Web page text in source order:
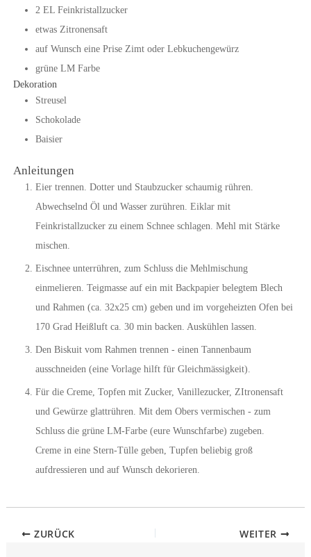
2 EL Feinkristallzucker
etwas Zitronensaft
auf Wunsch eine Prise Zimt oder Lebkuchengewürz
grüne LM Farbe
Dekoration
Streusel
Schokolade
Baisier
Anleitungen
Eier trennen. Dotter und Staubzucker schaumig rühren.
Abwechselnd Öl und Wasser zurühren. Eiklar mit
Feinkristallzucker zu einem Schnee schlagen. Mehl mit Stärke
mischen.
Eischnee unterrühren, zum Schluss die Mehlmischung
einmelieren. Teigmasse auf ein mit Backpapier belegtem Blech
und Rahmen (ca. 32x25 cm) geben und im vorgeheizten Ofen bei
170 Grad Heißluft ca. 30 min backen. Auskühlen lassen.
Den Biskuit vom Rahmen trennen - einen Tannenbaum
ausschneiden (eine Vorlage hilft für Gleichmässigkeit).
Für die Creme, Topfen mit Zucker, Vanillezucker, ZItronensaft
und Gewürze glattrühren. Mit dem Obers vermischen - zum
Schluss die grüne LM-Farbe (eure Wunschfarbe) zugeben.
Creme in eine Stern-Tülle geben, Tupfen beliebig groß
aufdressieren und auf Wunsch dekorieren.
ZURÜCK WEITER